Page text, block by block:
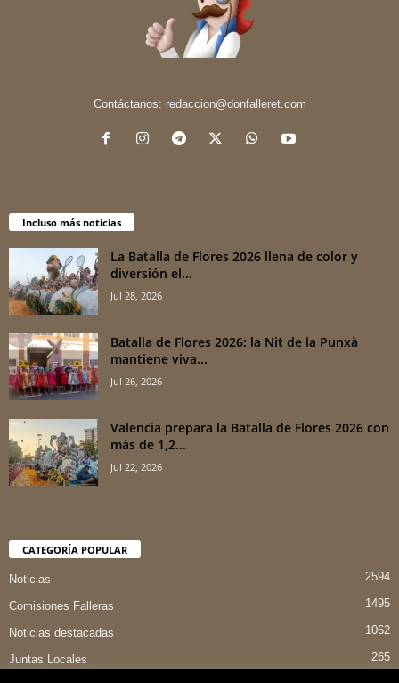
Contáctanos: redaccion@donfalleret.com
Incluso más noticias
La Batalla de Flores 2026 llena de color y
diversión el...
Jul 28, 2026
Batalla de Flores 2026: la Nit de la Punxà
mantiene viva...
Jul 26, 2026
Valencia prepara la Batalla de Flores 2026 con
más de 1,2...
Jul 22, 2026
CATEGORÍA POPULAR
Noticias 2594
Comisiones Falleras 1495
Noticias destacadas 1062
Juntas Locales 265